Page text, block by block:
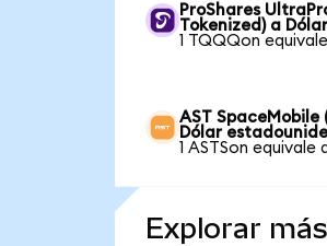
ProShares
Tokenized) a
1 TQQQon
AST SpaceMobile
Dólar
1 ASTSon equivale
Explorar